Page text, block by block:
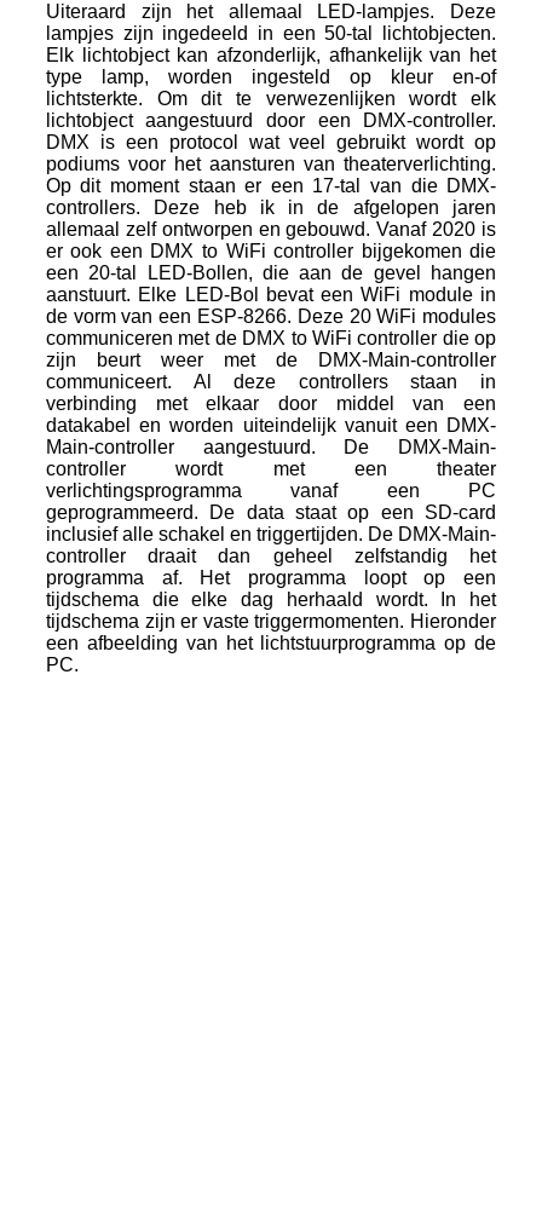
Uiteraard zijn het allemaal LED-lampjes. Deze
lampjes zijn ingedeeld in een 50-tal lichtobjecten.
Elk lichtobject kan afzonderlijk, afhankelijk van het
type lamp, worden ingesteld op kleur en-of
lichtsterkte. Om dit te verwezenlijken wordt elk
lichtobject aangestuurd door een DMX-controller.
DMX is een protocol wat veel gebruikt wordt op
podiums voor het aansturen van theaterverlichting.
Op dit moment staan er een 17-tal van die DMX-
controllers. Deze heb ik in de afgelopen jaren
allemaal zelf ontworpen en gebouwd. Vanaf 2020 is
er ook een DMX to WiFi controller bijgekomen die
een 20-tal LED-Bollen, die aan de gevel hangen
aanstuurt. Elke LED-Bol bevat een WiFi module in
de vorm van een ESP-8266. Deze 20 WiFi modules
communiceren met de DMX to WiFi controller die op
zijn beurt weer met de DMX-Main-controller
communiceert. Al deze controllers staan in
verbinding met elkaar door middel van een
datakabel en worden uiteindelijk vanuit een DMX-
Main-controller aangestuurd. De DMX-Main-
controller wordt met een theater
verlichtingsprogramma vanaf een PC
geprogrammeerd. De data staat op een SD-card
inclusief alle schakel en triggertijden. De DMX-Main-
controller draait dan geheel zelfstandig het
programma af. Het programma loopt op een
tijdschema die elke dag herhaald wordt. In het
tijdschema zijn er vaste triggermomenten. Hieronder
een afbeelding van het lichtstuurprogramma op de
PC.